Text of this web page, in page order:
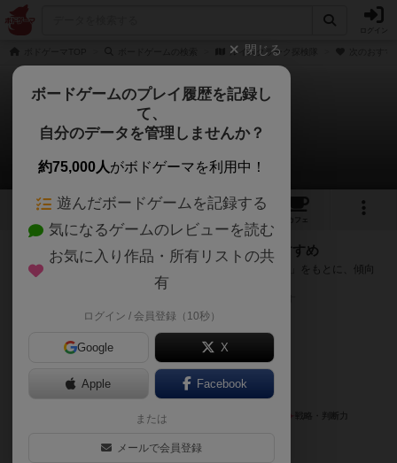
ルイスクラーク探検隊
ルイスクラーク探検隊
次のおすすめボードゲーム
5 5
カフェ
『ルイスクラーク探検隊』が好きな方へのおすすめ
このゲームのトップページで投票された「プレイ感の評価」をもとに、傾向
が近いボードゲームをランキング形式で紹介します。
閉じる
ボードゲームのプレイ履歴を記録し
て、
自分のデータを管理しませんか？
約75,000人がボドゲーマを利用中！
遊んだボードゲームを記録する
気になるゲームのレビューを読む
お気に入り作品・所有リストの共
有
ログイン / 会員登録（10秒）
Google X
Apple Facebook
または
メールで会員登録